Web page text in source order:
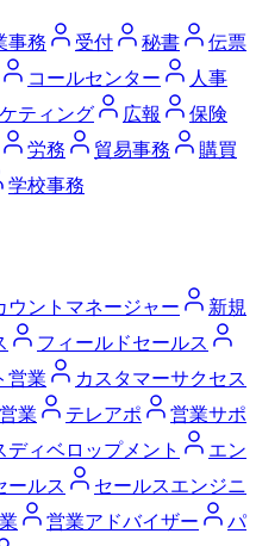
事務 受付 秘書
伝票
コールセンター
人事
ティング 広報
保険
労務 貿易事務
購買
学校事務
ウントマネージャー
新規
フィールドセールス
営業
カスタマーサクセス
業 テレアポ
営業サポ
ディベロップメント
エン
ールス
セールスエンジニ
営業アドバイザー
パ